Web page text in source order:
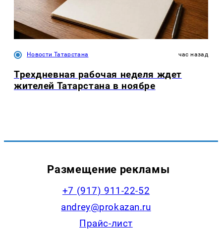
Новости Татарстана час назад
Трехдневная рабочая неделя ждет
жителей Татарстана в ноябре
Размещение рекламы
+7 (917) 911-22-52
andrey@prokazan.ru
Прайс-лист